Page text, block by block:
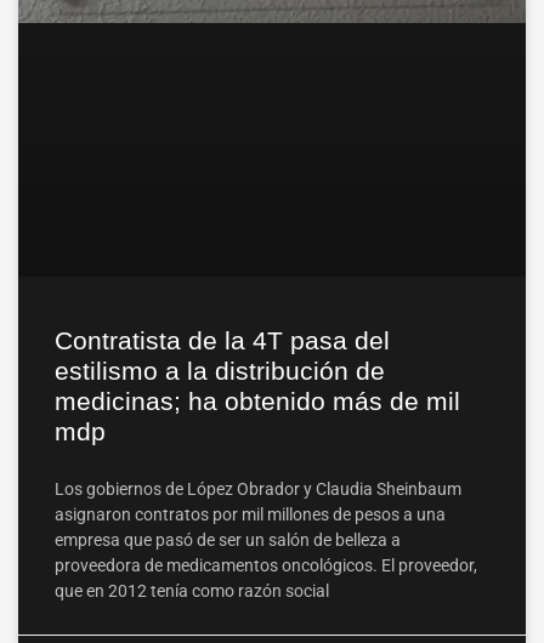
Contratista de la 4T pasa del
estilismo a la distribución de
medicinas; ha obtenido más de mil
mdp
Los gobiernos de López Obrador y Claudia Sheinbaum
asignaron contratos por mil millones de pesos a una
empresa que pasó de ser un salón de belleza a
proveedora de medicamentos oncológicos. El proveedor,
que en 2012 tenía como razón social